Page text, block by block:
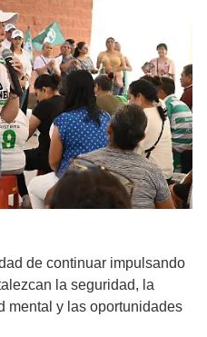
de continuar impulsando
la seguridad, la
mental y las oportunidades